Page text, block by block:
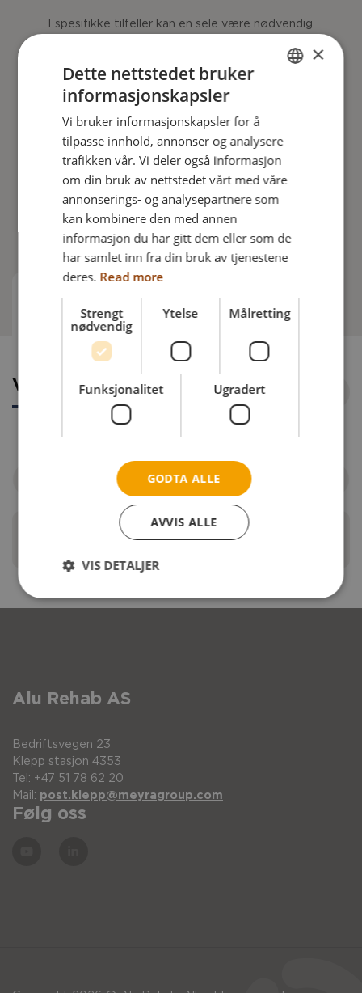
I spesifikke tilfeller kan en sele være nødvendig.
Stayflex gir støtte for skulder og brystben. Det
gir fast støtte til brukere som trenger
holdningsposisjonering med mer bevegelsesfrihet i
skuldrene enn PivotFit-selene. Den patenterte
dual-stretch-zone eliminerer praktisk talt
forskyvning oppover i halsen når brukeren lener
seg fremover, og minimerer kvelningsrisikoen.
Varer å bestille
Filtrer etter rullestol
Stayflex sele
Alu Rehab AS
Bedriftsvegen 23
Klepp stasjon 4353
Tel: +47 51 78 62 20
Mail: post.klepp@meyragroup.com
Følg oss
DANISH
GERMAN
NORWEGIAN
×
Dette nettstedet bruker
informasjonskapsler
Vi bruker informasjonskapsler for å
tilpasse innhold, annonser og analysere
trafikken vår. Vi deler også informasjon
om din bruk av nettstedet vårt med våre
annonserings- og analysepartnere som
kan kombinere den med annen
informasjon du har gitt dem eller som de
har samlet inn fra din bruk av tjenestene
deres. Read more
Strengt
nødvendig
Ytelse Målretting
Funksjonalitet Ugradert
GODTA ALLE
AVVIS ALLE
VIS DETALJER